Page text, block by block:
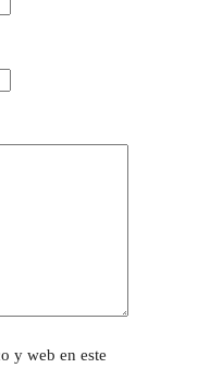
y web en este